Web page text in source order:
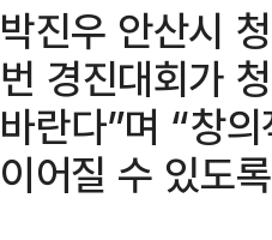
박진우 안산시
번 경진대회가
바란다”며 “창
이어질 수 있도